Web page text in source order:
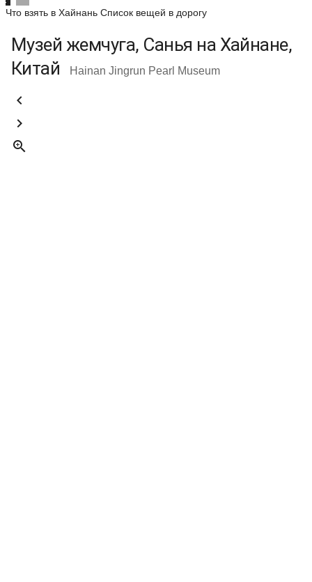
Что взять в Хайнань Список вещей в дорогу
Музей жемчуга, Санья на Хайнане,
Китай
Hainan Jingrun Pearl Museum


